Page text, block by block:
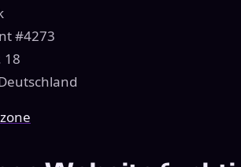
#4273
18